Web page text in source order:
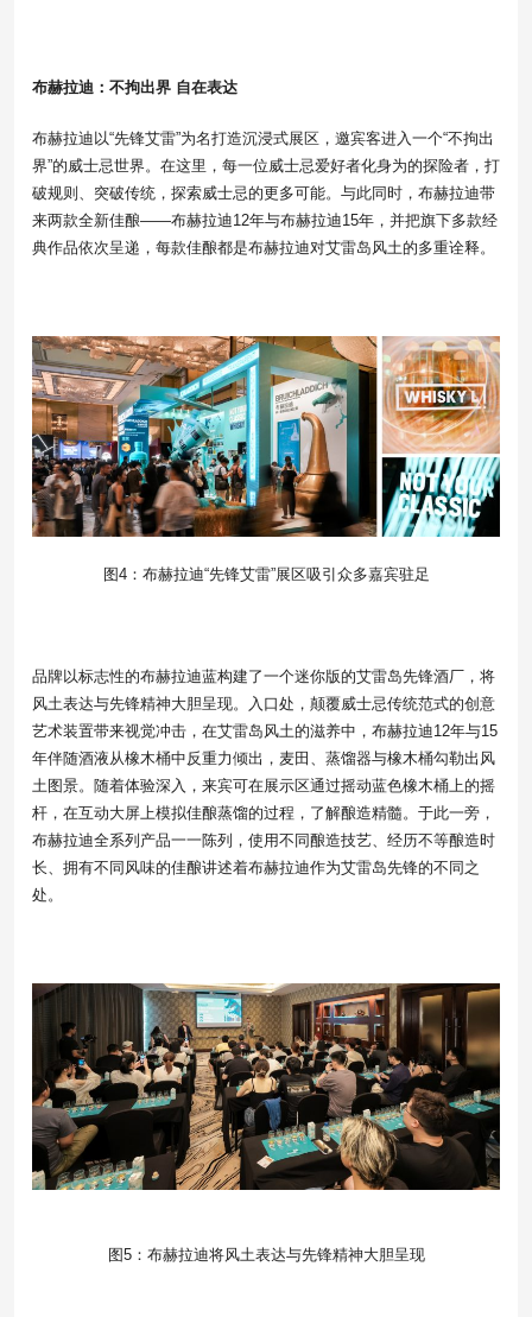
布赫拉迪：不拘出界 自在表达
布赫拉迪以“先锋艾雷”为名打造沉浸式展区，邀宾客进入一个“不拘出
界”的威士忌世界。在这里，每一位威士忌爱好者化身为的探险者，打
破规则、突破传统，探索威士忌的更多可能。与此同时，布赫拉迪带
来两款全新佳酿——布赫拉迪12年与布赫拉迪15年，并把旗下多款经
典作品依次呈递，每款佳酿都是布赫拉迪对艾雷岛风土的多重诠释。
图4：布赫拉迪“先锋艾雷”展区吸引众多嘉宾驻足
品牌以标志性的布赫拉迪蓝构建了一个迷你版的艾雷岛先锋酒厂，将
风土表达与先锋精神大胆呈现。入口处，颠覆威士忌传统范式的创意
艺术装置带来视觉冲击，在艾雷岛风土的滋养中，布赫拉迪12年与15
年伴随酒液从橡木桶中反重力倾出，麦田、蒸馏器与橡木桶勾勒出风
土图景。随着体验深入，来宾可在展示区通过摇动蓝色橡木桶上的摇
杆，在互动大屏上模拟佳酿蒸馏的过程，了解酿造精髓。于此一旁，
布赫拉迪全系列产品一一陈列，使用不同酿造技艺、经历不等酿造时
长、拥有不同风味的佳酿讲述着布赫拉迪作为艾雷岛先锋的不同之
处。
图5：布赫拉迪将风土表达与先锋精神大胆呈现